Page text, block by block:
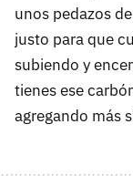
unos pedazos
justo para que
subiendo y
tienes ese
agregando más